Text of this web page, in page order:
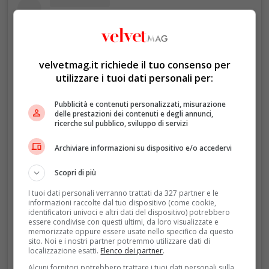
Visualizza questo post su Instagram
velvetmag.it richiede il tuo consenso per
utilizzare i tuoi dati personali per:
Pubblicità e contenuti personalizzati, misurazione
delle prestazioni dei contenuti e degli annunci,
ricerche sul pubblico, sviluppo di servizi
Archiviare informazioni su dispositivo e/o accedervi
Scopri di più
I tuoi dati personali verranno trattati da 327 partner e le
informazioni raccolte dal tuo dispositivo (come cookie,
identificatori univoci e altri dati del dispositivo) potrebbero
essere condivise con questi ultimi, da loro visualizzate e
memorizzate oppure essere usate nello specifico da questo
sito. Noi e i nostri partner potremmo utilizzare dati di
localizzazione esatti. Elenco dei partner.